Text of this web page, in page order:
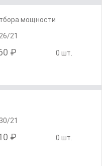
мощности
21
₽ 0 шт.
21
₽ 0 шт.